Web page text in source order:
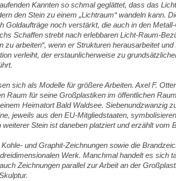
Kannten so schmal geglättet, dass das
den Stein zu einem „Lichtraum“ wandeln kann.
Goldaufträge noch verstärkt, die auch in den
Schaffen strebt nach erlebbaren Licht-Raum-
zu arbeiten“, wenn er Strukturen herausarbeitet
verleiht, der erstaunlicherweise zu
sich als Modelle für größere Arbeiten. Axel F.
Raum für seine Großplastiken im öffentlichen
Heimatort Bald Waldsee. Siebenundzwanzig
jeweils aus den EU-Mitgliedstaaten,
weiterer Stein ist daneben platziert und erzählt vom
und Graphit-Zeichnungen sowie die
Werk. Manchmal handelt es sich
Zeichnungen parallel zur Arbeit an der